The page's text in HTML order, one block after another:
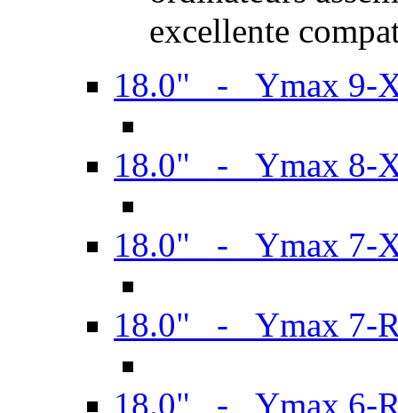
excellente
18.0" - Ymax 9-
18.0" - Ymax 8-
18.0" - Ymax 7-
18.0" - Ymax 7-
18.0" - Ymax 6-